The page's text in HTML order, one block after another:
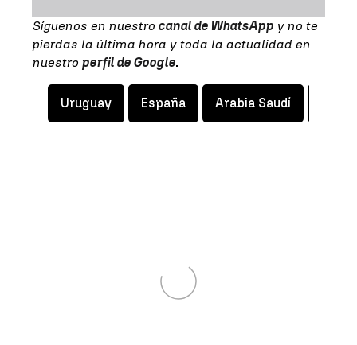
Síguenos en nuestro canal de WhatsApp y no te
pierdas la última hora y toda la actualidad en
nuestro perfil de Google.
Uruguay España Arabia Saudí